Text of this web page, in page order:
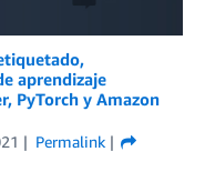
aprendizaje
PyTorch y Amazon
Permalink